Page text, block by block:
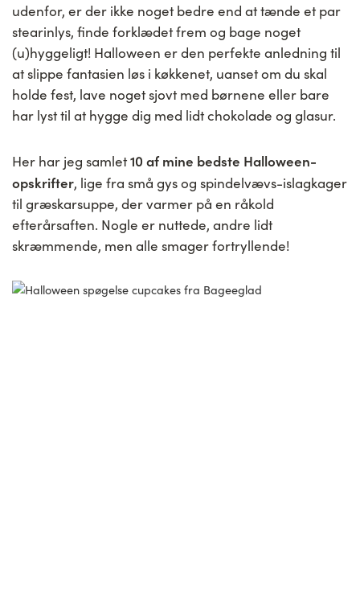
udenfor, er der ikke noget bedre end at tænde et par
stearinlys, finde forklædet frem og bage noget
(u)hyggeligt! Halloween er den perfekte anledning til
at slippe fantasien løs i køkkenet, uanset om du skal
holde fest, lave noget sjovt med børnene eller bare
har lyst til at hygge dig med lidt chokolade og glasur.
Her har jeg samlet10 af mine bedste Halloween-
opskrifter, lige fra små gys og spindelvævs-islagkager
til græskarsuppe, der varmer på en råkold
efterårsaften. Nogle er nuttede, andre lidt
skræmmende, men alle smager fortryllende!